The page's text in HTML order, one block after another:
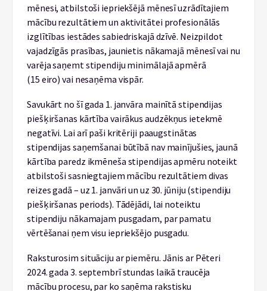
mēnesi, atbilstoši iepriekšējā mēnesī uzrādītajiem
mācību rezultātiem un aktivitātei profesionālās
izglītības iestādes sabiedriskajā dzīvē. Neizpildot
vajadzīgās prasības, jaunietis nākamajā mēnesī vai nu
varēja saņemt stipendiju minimālajā apmērā
(15 eiro) vai nesaņēma vispār.
Savukārt no šī gada 1. janvāra mainītā stipendijas
piešķiršanas kārtība vairākus audzēkņus ietekmē
negatīvi. Lai arī paši kritēriji paaugstinātas
stipendijas saņemšanai būtībā nav mainījušies, jaunā
kārtība paredz ikmēneša stipendijas apmēru noteikt
atbilstoši sasniegtajiem mācību rezultātiem divas
reizes gadā – uz 1. janvāri un uz 30. jūniju (stipendiju
piešķiršanas periods). Tādējādi, lai noteiktu
stipendiju nākamajam pusgadam, par pamatu
vērtēšanai ņem visu iepriekšējo pusgadu.
Raksturosim situāciju ar piemēru. Jānis ar Pēteri
2024. gada 3. septembrī stundas laikā traucēja
mācību procesu, par ko saņēma rakstisku